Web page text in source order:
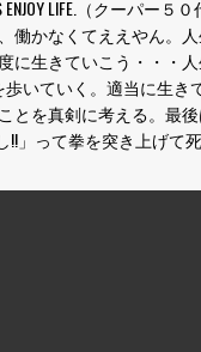
ENJOY LIFE.（クーパー
働かなくてええやん。
に生きていこう・・・
いていく。適当に生き
とを真剣に考える。最
!!」って拳を突き上げて